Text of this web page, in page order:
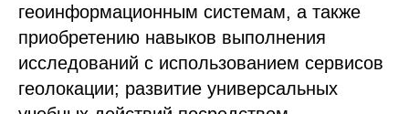
геоинформационным системам, а также
приобретению навыков выполнения
исследований с использованием сервисов
геолокации; развитие универсальных